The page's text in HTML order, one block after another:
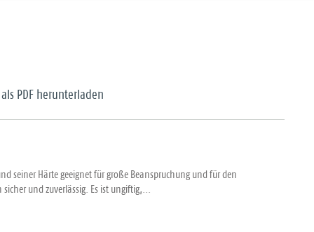
PDF herunterladen
seiner Härte geeignet für große Beanspruchung und für den
und zuverlässig. Es ist ungiftig,...